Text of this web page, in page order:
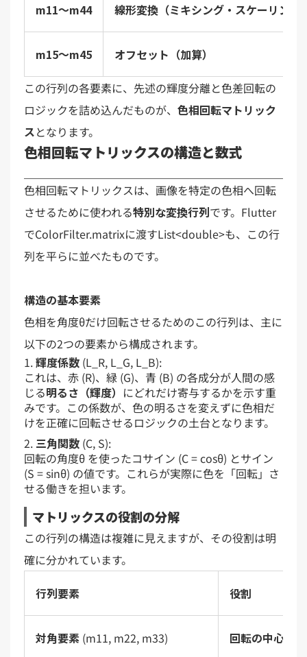
m11〜m44 線形変換（ミキシング・スケーリング
m15〜m45 オフセット（加算）
この行列の各要素に、先述の輝度分離と色差回転の
ロジックを詰め込んだものが、 色相回転マトリック
スとなります。
色相回転マトリックスの構造と数式
色相回転マトリックスは、画像を特定の色相へ回転
させるために使われる特別な変換行列です。Flutter
でColorFilter.matrixに渡すList<double>も、この行
列を平らに並べたものです。
構造の基本要素
色相を角度θだけ回転させるためのこの行列は、主に
以下の2つの要素から構成されます。
輝度係数 (L_R, L_G, L_B):
これは、赤 (R)、緑 (G)、青 (B) の各成分が人間の感
じる明るさ（輝度） にどれだけ寄与するかを示す重
みです。この係数が、色の明るさを変えずに色相だ
けを正確に回転させるロジックの土台となります。
三角関数 (C, S):
回転の角度θ を使ったコサイン (C = cosθ) とサイン
(S = sinθ) の値です。これらが実際に色を「回転」さ
せる働きを担います。
マトリックスの役割の分解
この行列の構造は複雑に見えますが、その役割は明
確に分かれています。
行列要素 役割
対角要素 (m11, m22, m33) 回転の中心を